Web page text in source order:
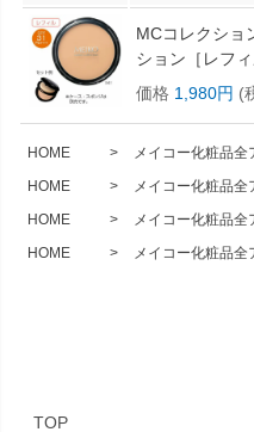
MCコレクシ
ション［レフ
価格 1,980円 (
HOME メイコー化粧品全
HOME
メイコー化粧品全
HOME
メイコー化粧品全
HOME
メイコー化粧品全
TOP